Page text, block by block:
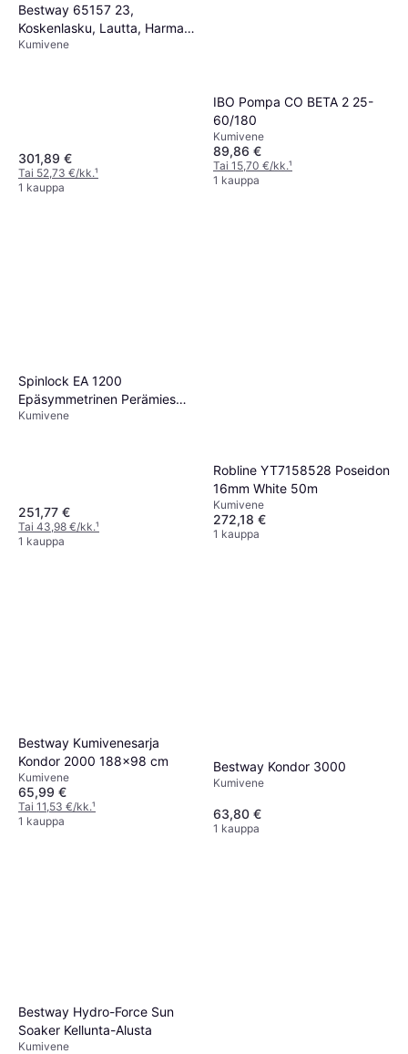
Bestway 65157 23,
Koskenlasku, Lautta, Harmaa,
4 henkilö(t) 500 kg, 2200 W
Kumivene
301,89 €
Tai 52,73 €/kk.¹
1 kauppa
IBO Pompa CO BETA 2 25-
60/180
Kumivene
89,86 €
Tai 15,70 €/kk.¹
1 kauppa
Spinlock EA 1200
Epäsymmetrinen Perämies
Hopea
Kumivene
251,77 €
Tai 43,98 €/kk.¹
1 kauppa
Robline YT7158528 Poseidon
16mm White 50m
Kumivene
272,18 €
1 kauppa
Bestway Kumivenesarja
Kondor 2000 188x98 cm
Kumivene
65,99 €
Tai 11,53 €/kk.¹
1 kauppa
Bestway Kondor 3000
Kumivene
63,80 €
1 kauppa
Bestway Hydro-Force Sun
Soaker Kellunta-Alusta
Kumivene